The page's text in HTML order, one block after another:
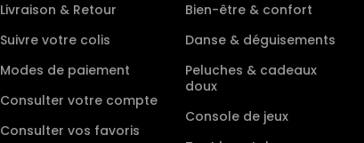
Livraison & Retour
Suivre votre colis
Modes de paiement
Consulter votre compte
Consulter vos favoris
Bien-être & confort
Danse & déguisements
Peluches & cadeaux
doux
Console de jeux